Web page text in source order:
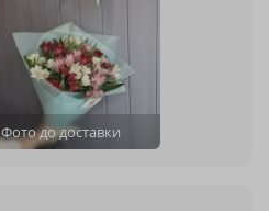
Фото до доставки